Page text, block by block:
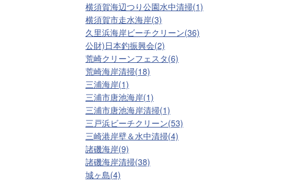
横須賀海辺つり公園水中清掃(1)
横須賀市走水海岸(3)
久里浜海岸ビーチクリーン(36)
公財)日本釣振興会(2)
荒崎クリーンフェスタ(6)
荒崎海岸清掃(18)
三浦海岸(1)
三浦市唐池海岸(1)
三浦市唐池海岸清掃(1)
三戸浜ビーチクリーン(53)
三崎港岸壁＆水中清掃(4)
諸磯海岸(9)
諸磯海岸清掃(38)
城ヶ島(4)